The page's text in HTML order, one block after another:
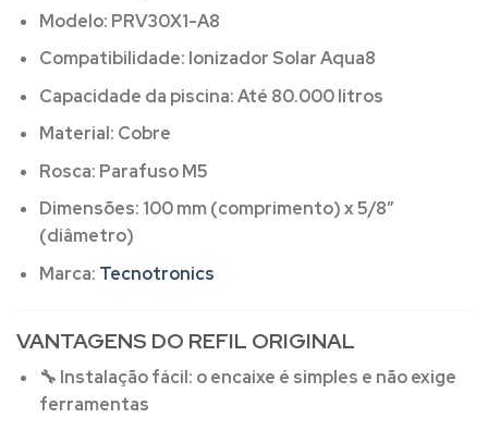
Modelo: PRV30X1-A8
Compatibilidade: Ionizador Solar Aqua8
Capacidade da piscina:Até 80.000 litros
Material: Cobre
Rosca: Parafuso M5
Dimensões: 100 mm (comprimento) x 5/8”
(diâmetro)
Marca: Tecnotronics
VANTAGENS DO REFIL ORIGINAL
🔧 Instalação fácil: o encaixe é simples e não exige
ferramentas